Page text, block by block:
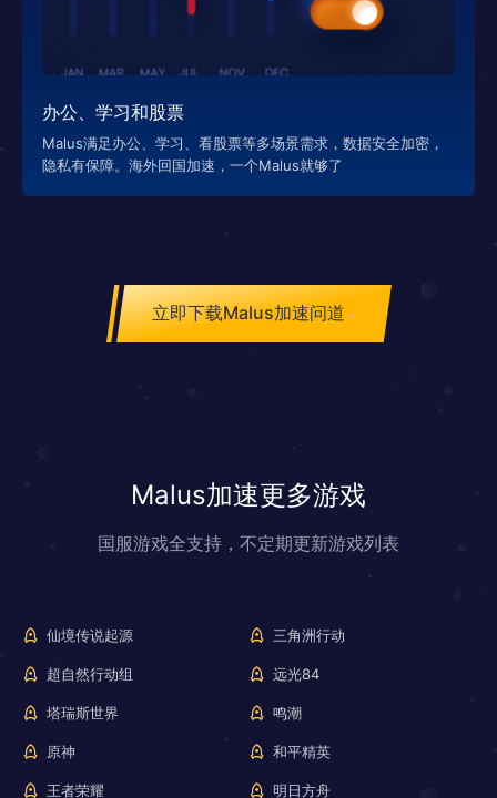
办公、学习和股票
Malus满足办公、学习、看股票等多场景需求，数据安全加密，
隐私有保障。海外回国加速，一个Malus就够了
立即下载Malus加速问道
Malus加速更多游戏
国服游戏全支持，不定期更新游戏列表
仙境传说起源 三角洲行动
超自然行动组 远光84
塔瑞斯世界 鸣潮
原神 和平精英
王者荣耀 明日方舟